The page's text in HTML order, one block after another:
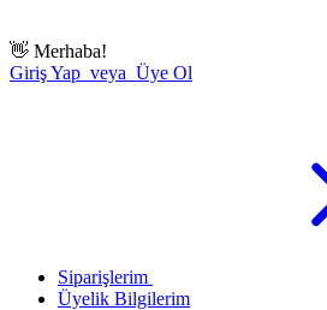
👋 Merhaba!
Giriş Yap veya Üye Ol
Siparişlerim
Üyelik Bilgilerim